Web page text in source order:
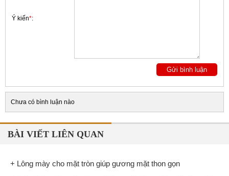
Ý kiến*:
Chưa có bình luận nào
BÀI VIẾT LIÊN QUAN
+ Lông mày cho mặt tròn giúp gương mặt thon gọn